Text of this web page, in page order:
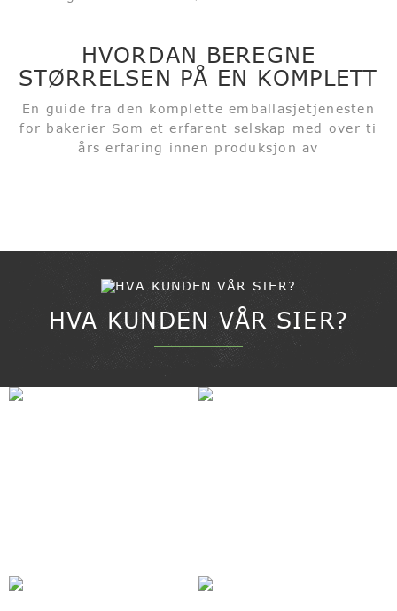
Og kakeboksen? Det er n...
HVORDAN BEREGNE
STØRRELSEN PÅ EN KOMPLETT
KAKEBOKS?
En guide fra den komplette emballasjetjenesten
for bakerier Som et erfarent selskap med over ti
års erfaring innen produksjon av
HVA KUNDEN VÅR SIER?